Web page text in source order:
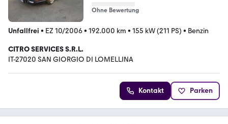
Ohne Bewertung
Unfallfrei • EZ 10/2006• 192.000 km • 155 kW (211 PS) • Benzin
CITRO SERVICES S.R.L.
IT-27020 SAN GIORGIO DI LOMELLINA
Kontakt Parken